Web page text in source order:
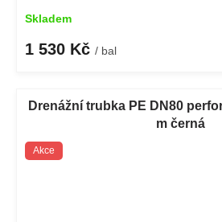
Skladem
1 530 Kč / bal
Drenážní trubka PE DN80
m černá
Akce